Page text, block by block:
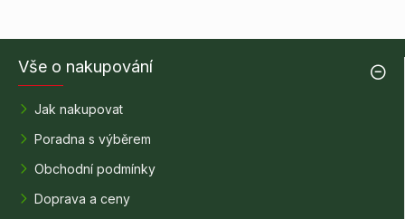
Vše o nakupování
Jak nakupovat
Poradna s výběrem
Obchodní podmínky
Doprava a ceny